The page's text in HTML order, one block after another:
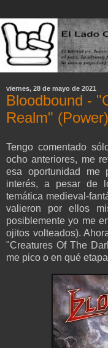
viernes, 28 de mayo de 2021
Bloodbound -
Realm" (Power)
Tengo comentado
ocho anteriores, me
esa oportunidad me
interés, a pesar de
temática medieval-
valieron por ellos
posiblemente yo me
ojitos volteados).
"Creatures Of The
me pico o en qué